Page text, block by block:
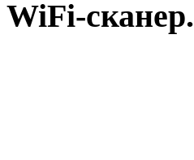
WiFi-сканер.